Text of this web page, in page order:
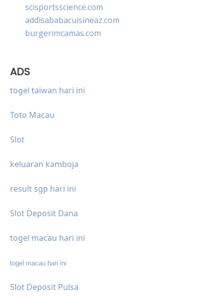
scisportsscience.com
addisababacuisineaz.com
burgerimcamas.com
ADS
togel taiwan hari ini
Toto Macau
Slot
keluaran kamboja
result sgp hari ini
Slot Deposit Dana
togel macau hari ini
togel macau hari ini
Slot Deposit Pulsa